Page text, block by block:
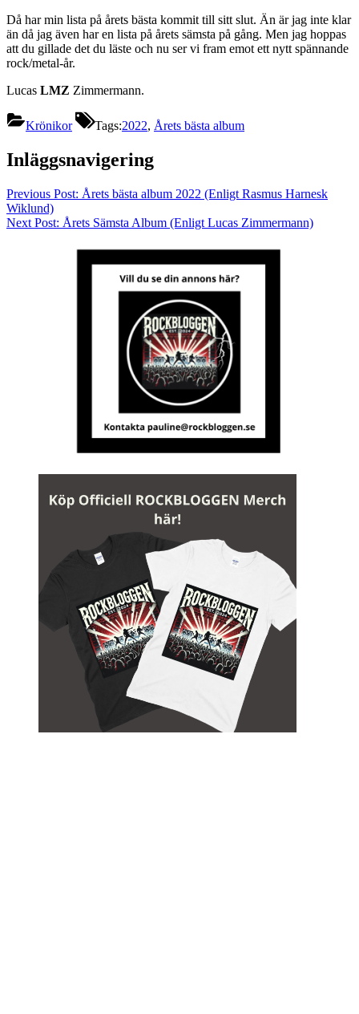
Då har min lista på årets bästa kommit till sitt slut. Än är jag inte klar
än då jag även har en lista på årets sämsta på gång. Men jag hoppas
att du gillade det du läste och nu ser vi fram emot ett nytt spännande
rock/metal-år.
Lucas LMZ Zimmermann.
Krönikor Tags:2022, Årets bästa album
Inläggsnavigering
Previous Post: Årets bästa album 2022 (Enligt Rasmus Harnesk
Wiklund)
Next Post: Årets Sämsta Album (Enligt Lucas Zimmermann)